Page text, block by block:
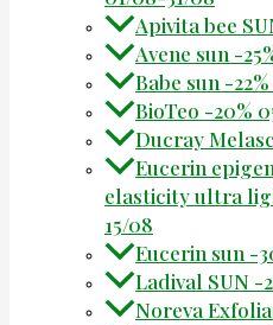
Apivita bee
Avene sun -
Babe sun -
BioTeo -20%
Ducray
Eucerin
elasticity ultra
15/08
Eucerin sun -
Ladival SUN -
Noreva